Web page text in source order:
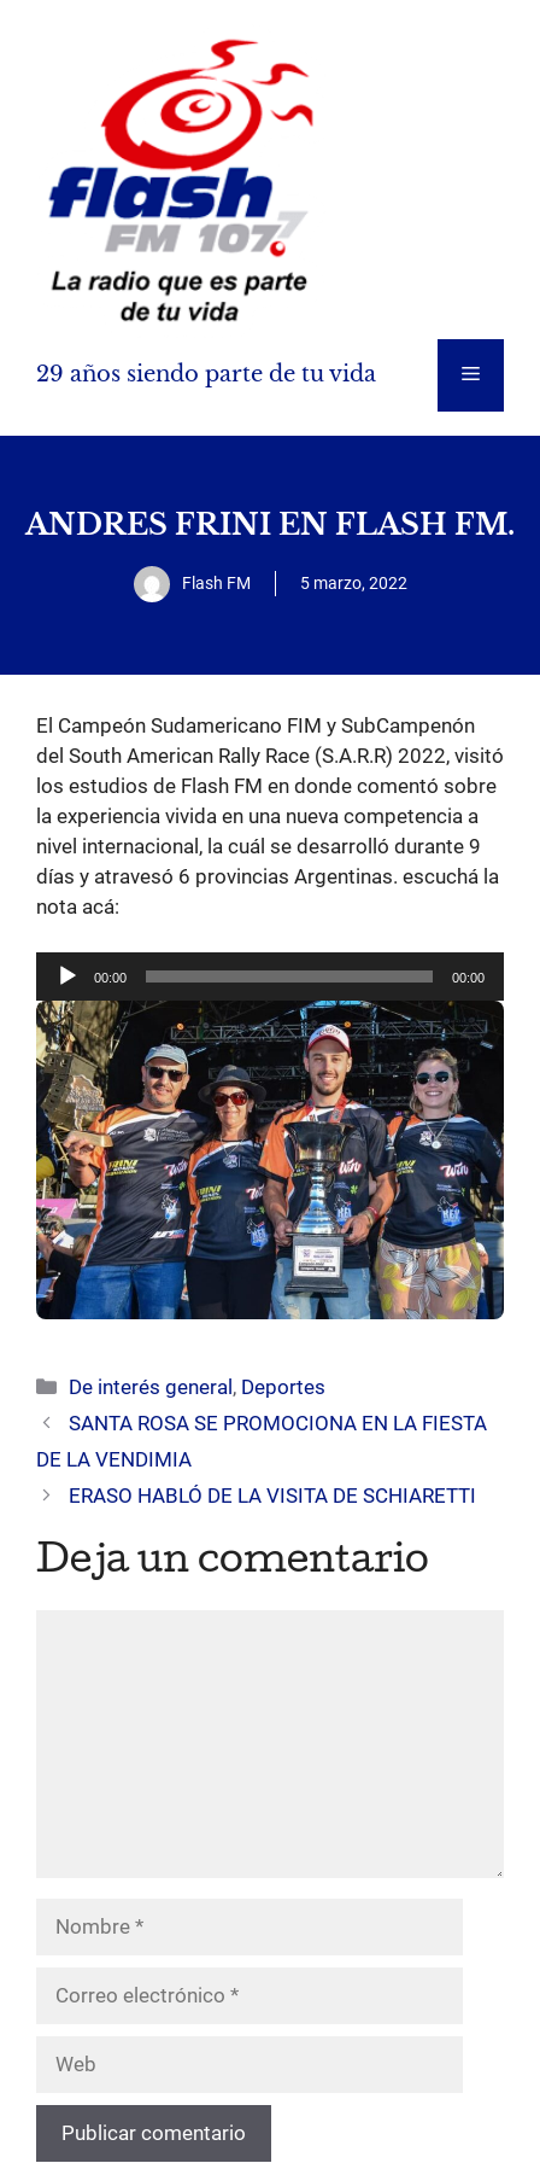
29 años siendo parte de tu vida Menú
ANDRES FRINI EN FLASH FM.
Flash FM 5 marzo, 2022
El Campeón Sudamericano FIM y SubCampenón
del South American Rally Race (S.A.R.R) 2022, visitó
los estudios de Flash FM en donde comentó sobre
la experiencia vivida en una nueva competencia a
nivel internacional, la cuál se desarrolló durante 9
días y atravesó 6 provincias Argentinas. escuchá la
nota acá:
Reproductor
de
audio
00:00 00:00
Categorías
De interés general, Deportes
SANTA ROSA SE PROMOCIONA EN LA FIESTA
DE LA VENDIMIA
ERASO HABLÓ DE LA VISITA DE SCHIARETTI
Deja un comentario
Nombre